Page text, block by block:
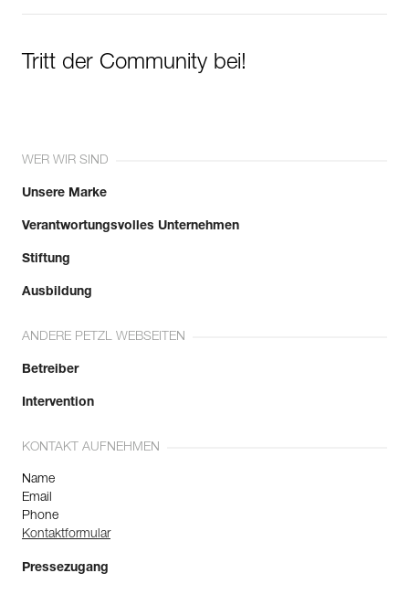
Tritt der Community bei!
WER WIR SIND
Unsere Marke
Verantwortungsvolles Unternehmen
Stiftung
Ausbildung
ANDERE PETZL WEBSEITEN
Betreiber
Intervention
KONTAKT AUFNEHMEN
Name
Email
Phone
Kontaktformular
Pressezugang